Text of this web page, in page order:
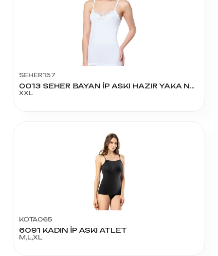
SEHER157
0013 SEHER BAYAN İP ASKI HAZIR YAKA NO:6
XXL
KOTA065
6091 KADIN İP ASKI ATLET
M,L,XL